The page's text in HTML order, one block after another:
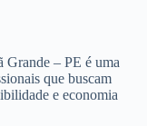
Grande – PE é uma
que buscam
e economia